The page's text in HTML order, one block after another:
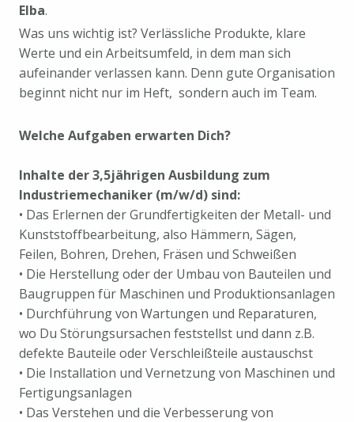
Elba.
Was uns wichtig ist? Verlässliche Produkte, klare
Werte und ein Arbeitsumfeld, in dem man sich
aufeinander verlassen kann. Denn gute Organisation
beginnt nicht nur im Heft, sondern auch im Team.
Welche Aufgaben erwarten Dich?
Inhalte der 3,5jährigen Ausbildung zum
Industriemechaniker (m/w/d) sind:
• Das Erlernen der Grundfertigkeiten der Metall- und
Kunststoffbearbeitung, also Hämmern, Sägen,
Feilen, Bohren, Drehen, Fräsen und Schweißen
• Die Herstellung oder der Umbau von Bauteilen und
Baugruppen für Maschinen und Produktionsanlagen
• Durchführung von Wartungen und Reparaturen,
wo Du Störungsursachen feststellst und dann z.B.
defekte Bauteile oder Verschleißteile austauschst
• Die Installation und Vernetzung von Maschinen und
Fertigungsanlagen
• Das Verstehen und die Verbesserung von